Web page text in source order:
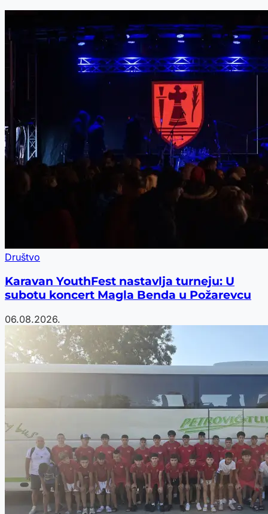
Društvo
Karavan YouthFest nastavlja turneju: U
subotu koncert Magla Benda u Požarevcu
06.08.2026.